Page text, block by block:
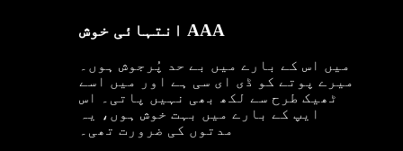
انتہائی خوش AAA
میں اس کے بارے میں بے حد پُرجوش ہوں۔
میرے پوتے کو ڈی ای سی ہے اور میں اسے
ٹھیک طرح سے لکھ بھی نہیں پاتی۔ اس
ایپ کے بارے میں بہت خوش ہوں، یہ
مدتوں کی ضرورت تھی۔